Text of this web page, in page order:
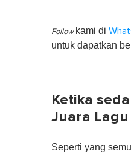
Follow kami di
untuk dapatkan
Ketika
Juara
Seperti yang